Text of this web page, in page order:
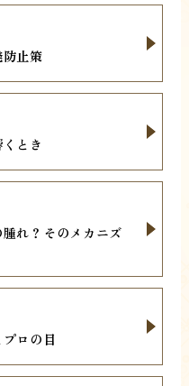
止策
とき
れ？そのメカニズ
ロの目